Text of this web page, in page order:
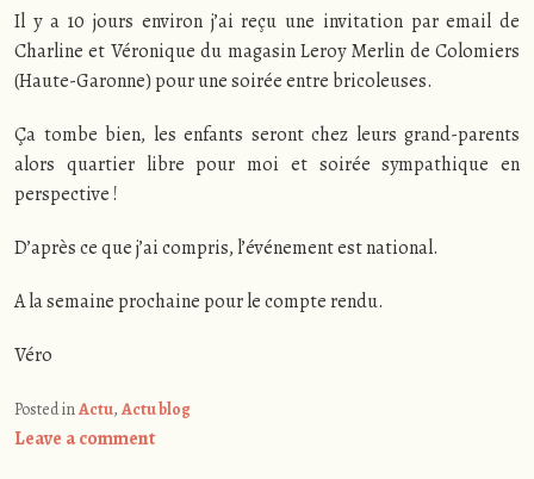
Il y a 10 jours environ j’ai reçu une invitation par email de
Charline et Véronique du magasin Leroy Merlin de Colomiers
(Haute-Garonne) pour une soirée entre bricoleuses.
Ça tombe bien, les enfants seront chez leurs grand-parents
alors quartier libre pour moi et soirée sympathique en
perspective !
D’après ce que j’ai compris, l’événement est national.
A la semaine prochaine pour le compte rendu.
Véro
Posted inActu, Actu blog
Leave a comment